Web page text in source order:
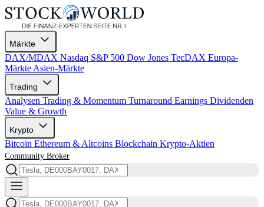
Märkte
DAX/MDAX Nasdaq S&P 500 Dow Jones TecDAX Europa-
Märkte Asien-Märkte
Trading
Analysen Trading & Momentum Turnaround Earnings Dividenden
Value & Growth
Krypto
Bitcoin Ethereum & Altcoins Blockchain Krypto-Aktien
Community Broker